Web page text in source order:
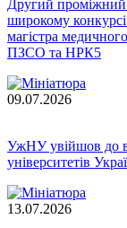
Другий проміжний
широкому конкурсі
магістра
ПЗСО та НРК5
09.07.2026
УжНУ увійшов до
університетів
13.07.2026